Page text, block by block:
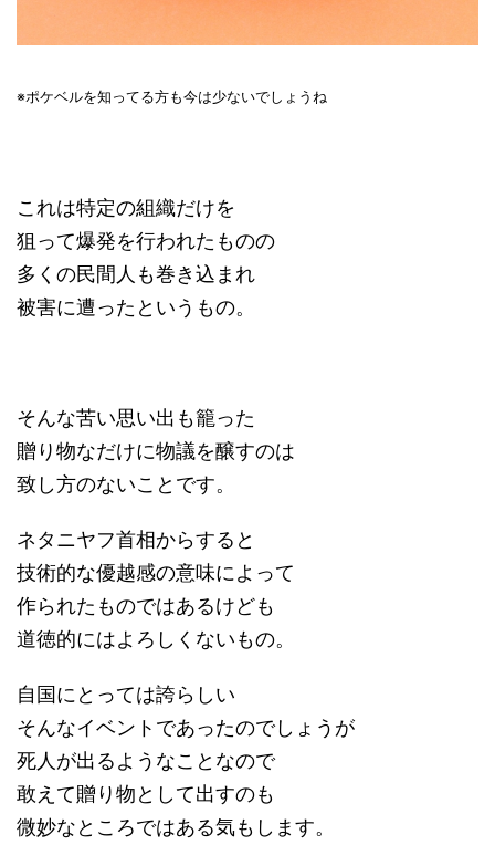
※ポケベルを知ってる方も今は少ないでしょうね
これは特定の組織だけを
狙って爆発を行われたものの
多くの民間人も巻き込まれ
被害に遭ったというもの。
そんな苦い思い出も籠った
贈り物なだけに物議を醸すのは
致し方のないことです。
ネタニヤフ首相からすると
技術的な優越感の意味によって
作られたものではあるけども
道徳的にはよろしくないもの。
自国にとっては誇らしい
そんなイベントであったのでしょうが
死人が出るようなことなので
敢えて贈り物として出すのも
微妙なところではある気もします。